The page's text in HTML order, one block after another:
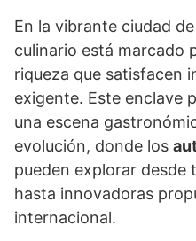
En la vibrante ciudad
culinario está marcado
riqueza que satisfacen
exigente. Este enclave
una escena
evolución, donde los
pueden explorar desde
hasta innovadoras
internacional.